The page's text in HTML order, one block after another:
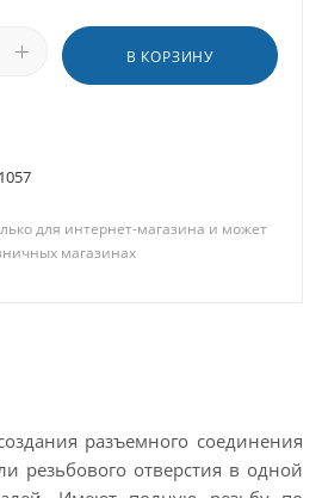
В КОРЗИНУ
для интернет-магазина и может
магазинах
разъемного соединения
резьбового отверстия в одной